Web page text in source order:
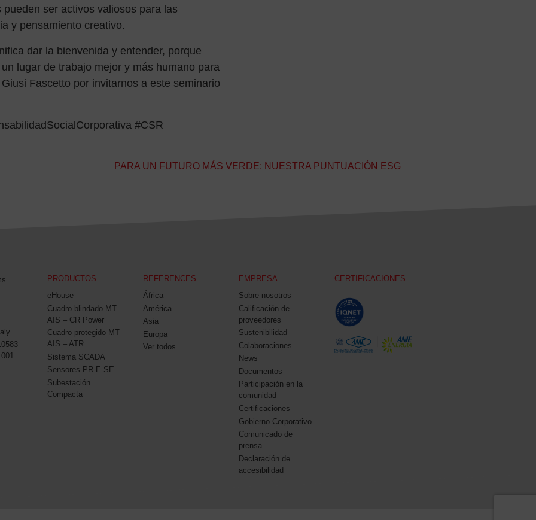
ser activos valiosos para las
y pensamiento creativo.
dar la bienvenida y entender, porque
lugar de trabajo mejor y más humano para
Fascetto por invitarnos a este seminario
#CSR
PARA UN FUTURO MÁS VERDE: NUESTRA PUNTUACIÓN ESG
PRODUCTOS
eHouse
Cuadro blindado MT
AIS – CR Power
Cuadro protegido MT
AIS – ATR
Sistema SCADA
Sensores PR.E.SE.
Subestación
Compacta
REFERENCES
África
América
Asia
Europa
Ver todos
EMPRESA
Sobre nosotros
Calificación de
proveedores
Sustenibilidad
Colaboraciones
News
Documentos
Participación en la
comunidad
Certificaciones
Gobierno Corporativo
Comunicado de
prensa
Declaración de
accesibilidad
CERTIFICACIONES